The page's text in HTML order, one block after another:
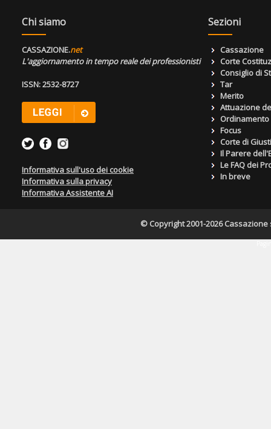
Chi siamo
CASSAZIONE.net
L'aggiornamento in tempo reale dei professionisti
ISSN: 2532-8727
Informativa sull'uso dei cookie
Informativa sulla privacy
Informativa Assistente AI
Sezioni
Cassazione
Corte
Consiglio di
Tar
Merito
Attuazione
Focus
Corte di
Il Parere
Le FAQ dei
In breve
© Copyright 2001-2026 Cassazione